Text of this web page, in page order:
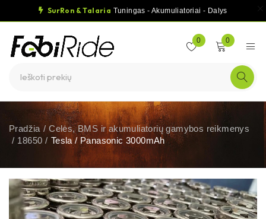
SurRon & Talaria Tuningas - Akumuliatoriai - Dalys
0 0
Pradžia / Celės, BMS ir akumuliatorių gamybos reikmenys
/ 18650 / Tesla / Panasonic 3000mAh